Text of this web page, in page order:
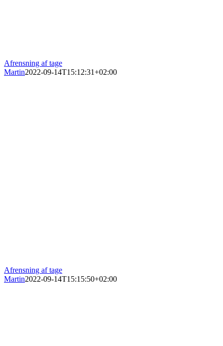
Afrensning af tage
Martin2022-09-14T15:12:31+02:00
Afrensning af tage
Martin2022-09-14T15:15:50+02:00